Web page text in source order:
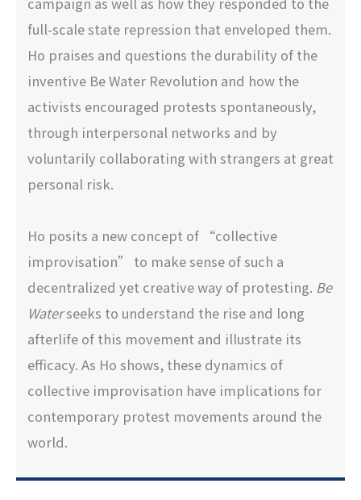
full-scale state repression that enveloped them.
Ho praises and questions the durability of the
inventive Be Water Revolution and how the
activists encouraged protests spontaneously,
through interpersonal networks and by
voluntarily collaborating with strangers at great
personal risk.
Ho posits a new concept of “collective
improvisation” to make sense of such a
decentralized yet creative way of protesting. Be
Waterseeks to understand the rise and long
afterlife of this movement and illustrate its
efficacy. As Ho shows, these dynamics of
collective improvisation have implications for
contemporary protest movements around the
world.